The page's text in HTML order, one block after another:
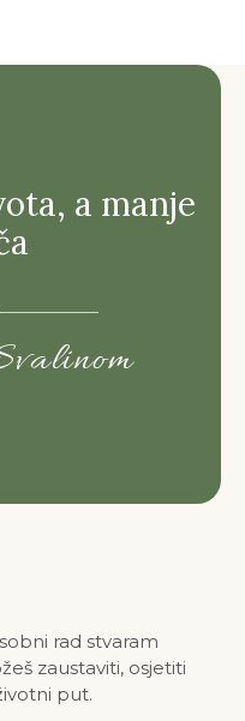
a manje
rad stvaram
zaustaviti, osjetiti
put.